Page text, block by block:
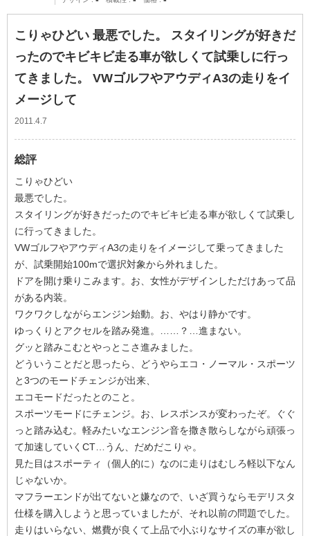
こりゃひどい 最悪でした。 スタイリングが好きだ
ったのでキビキビ走る車が欲しくて試乗しに行っ
てきました。 VWゴルフやアウディA3の走りをイ
メージして
2011.4.7
総評
こりゃひどい
最悪でした。
スタイリングが好きだったのでキビキビ走る車が欲しくて試乗し
に行ってきました。
VWゴルフやアウディA3の走りをイメージして乗ってきました
が、試乗開始100mで選択対象から外れました。
ドアを開け乗りこみます。お、女性がデザインしただけあって品
がある内装。
ワクワクしながらエンジン始動。お、やはり静かです。
ゆっくりとアクセルを踏み発進。……？…進まない。
グッと踏みこむとやっとこさ進みました。
どういうことだと思ったら、どうやらエコ・ノーマル・スポーツ
と3つのモードチェンジが出来、
エコモードだったとのこと。
スポーツモードにチェンジ。お、レスポンスが変わったぞ。ぐぐ
っと踏み込む。軽みたいなエンジン音を撒き散らしながら頑張っ
て加速していくCT…うん、だめだこりゃ。
見た目はスポーティ（個人的に）なのに走りはむしろ軽以下なん
じゃないか。
マフラーエンドが出てないと嫌なので、いざ買うならモデリスタ
仕様を購入しようと思っていましたが、それ以前の問題でした。
走りはいらない、燃費が良くて上品で小ぶりなサイズの車が欲し